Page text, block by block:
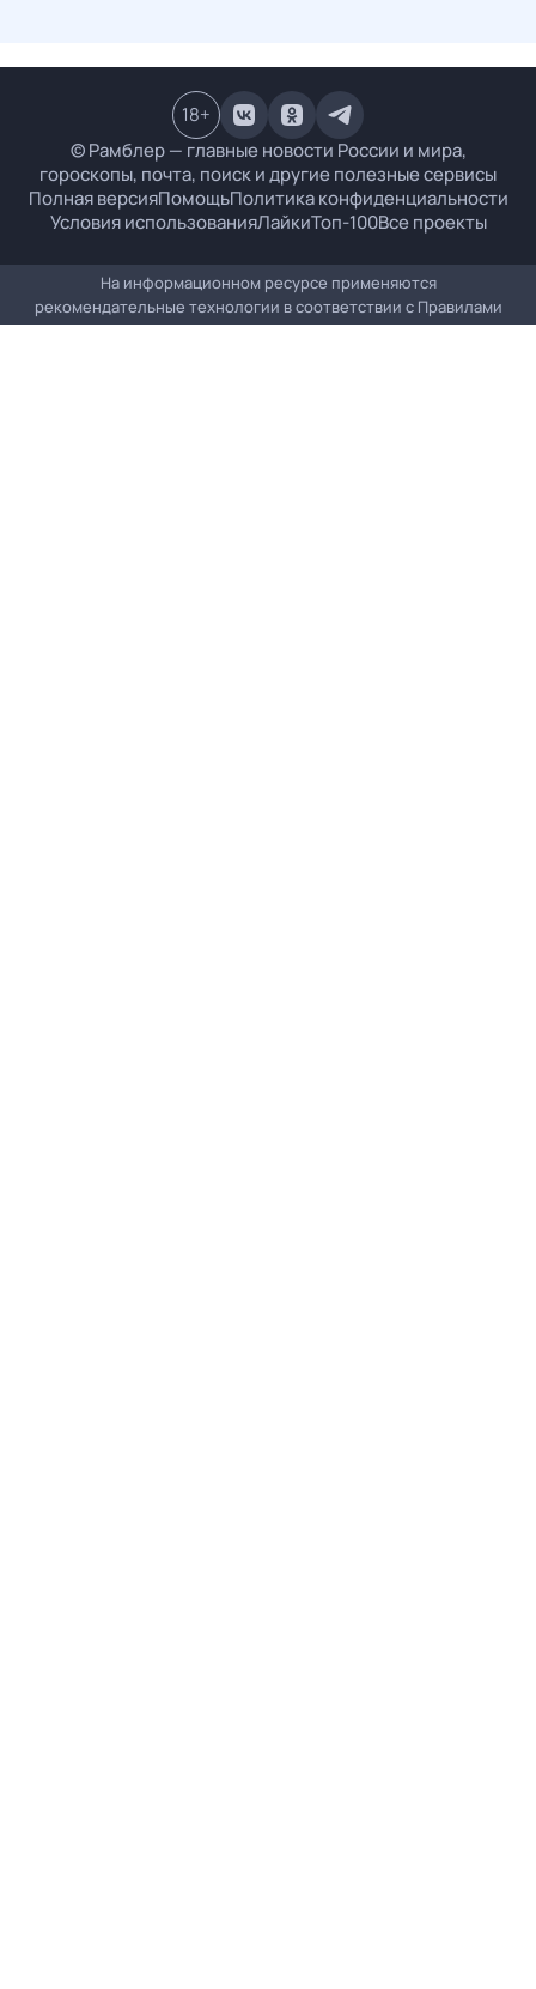
© Рамблер — главные новости России и мира,
гороскопы, почта, поиск и другие полезные сервисы
Полная версияПомощьПолитика конфиденциальности
Условия использованияЛайкиТоп-100Все проекты
18+
На информационном ресурсе применяются
рекомендательные технологии в соответствии с Правилами